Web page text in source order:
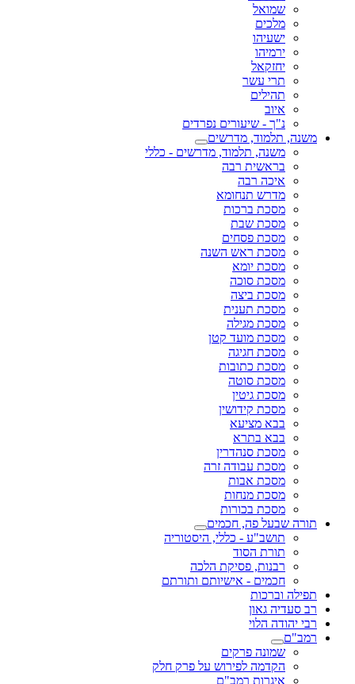
שמואל
מלכים
ישעיהו
ירמיהו
יחזקאל
תרי עשר
תהילים
איוב
נ"ך - שיעורים נפרדים
משנה, תלמוד, מדרשים
משנה, תלמוד, מדרשים - כללי
בראשית רבה
איכה רבה
מדרש תנחומא
מסכת ברכות
מסכת שבת
מסכת פסחים
מסכת ראש השנה
מסכת יומא
מסכת סוכה
מסכת ביצה
מסכת תענית
מסכת מגילה
מסכת מועד קטן
מסכת חגיגה
מסכת כתובות
מסכת סוטה
מסכת גיטין
מסכת קידושין
בבא מציעא
בבא בתרא
מסכת סנהדרין
מסכת עבודה זרה
מסכת אבות
מסכת מנחות
מסכת בכורות
תורה שבעל פה, חכמים
תושב"ע - כללי, היסטוריה
תורת הסוד
רבנות, פסיקת הלכה
חכמים - אישיותם ותורתם
תפילה וברכות
רב סעדיה גאון
רבי יהודה הלוי
רמב"ם
שמונה פרקים
הקדמה לפירוש על פרק חלק
איגרות רמב"ם